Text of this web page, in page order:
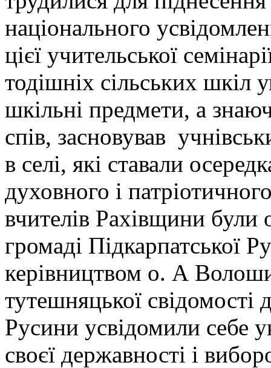
національного
цієї учительської
тодішніх сільських шкіл
шкільні предмети, а
спів, засновував
в селі, які ставали
духовного і
вчителів Рахівщини були
громаді Підкарпатської
керівництвом о. А
тутешняцької свідомості
Русини усвідомили себе
своєї державності і